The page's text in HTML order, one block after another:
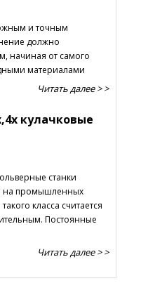
и точным
должно
начиная от самого
материалами
Читать далее > >
кулачковые
станки
на промышленных
класса считается
Постоянные
Читать далее > >